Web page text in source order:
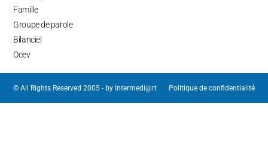
Famille
Groupe de parole
Bilanciel
Ocev
© All Rights Reserved 2005 - by Intermedi@rt Politique de confidentialité